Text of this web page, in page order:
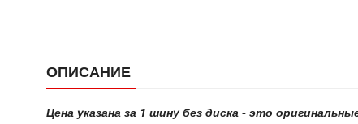
ОПИСАНИЕ
Цена указана за 1 шину без диска - это